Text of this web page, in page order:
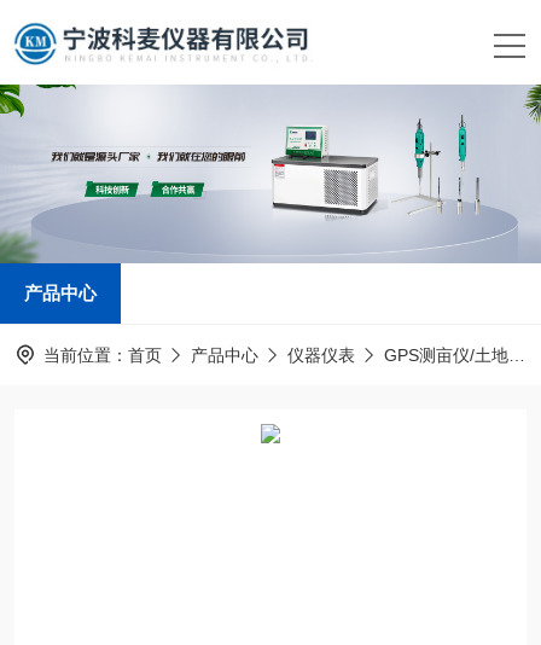
产品中心
当前位置： 首页 产品中心 仪器仪表 GPS测亩仪/土地面积测量仪